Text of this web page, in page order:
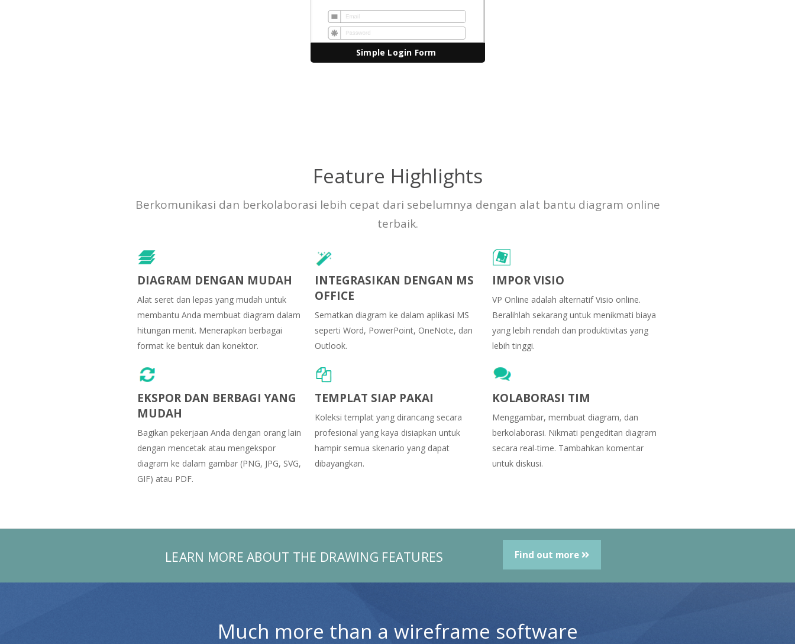
Simple Login Form
Feature Highlights
Berkomunikasi dan berkolaborasi lebih cepat dari sebelumnya dengan alat bantu diagram online
terbaik.
DIAGRAM DENGAN MUDAH
Alat seret dan lepas yang mudah untuk
membantu Anda membuat diagram dalam
hitungan menit. Menerapkan berbagai
format ke bentuk dan konektor.
INTEGRASIKAN DENGAN MS
OFFICE
Sematkan diagram ke dalam aplikasi MS
seperti Word, PowerPoint, OneNote, dan
Outlook.
IMPOR VISIO
VP Online adalah alternatif Visio online.
Beralihlah sekarang untuk menikmati biaya
yang lebih rendah dan produktivitas yang
lebih tinggi.
EKSPOR DAN BERBAGI YANG
MUDAH
Bagikan pekerjaan Anda dengan orang lain
dengan mencetak atau mengekspor
diagram ke dalam gambar (PNG, JPG, SVG,
GIF) atau PDF.
TEMPLAT SIAP PAKAI
Koleksi templat yang dirancang secara
profesional yang kaya disiapkan untuk
hampir semua skenario yang dapat
dibayangkan.
KOLABORASI TIM
Menggambar, membuat diagram, dan
berkolaborasi. Nikmati pengeditan diagram
secara real-time. Tambahkan komentar
untuk diskusi.
LEARN MORE ABOUT THE DRAWING FEATURES Find out more
Much more than a wireframe software